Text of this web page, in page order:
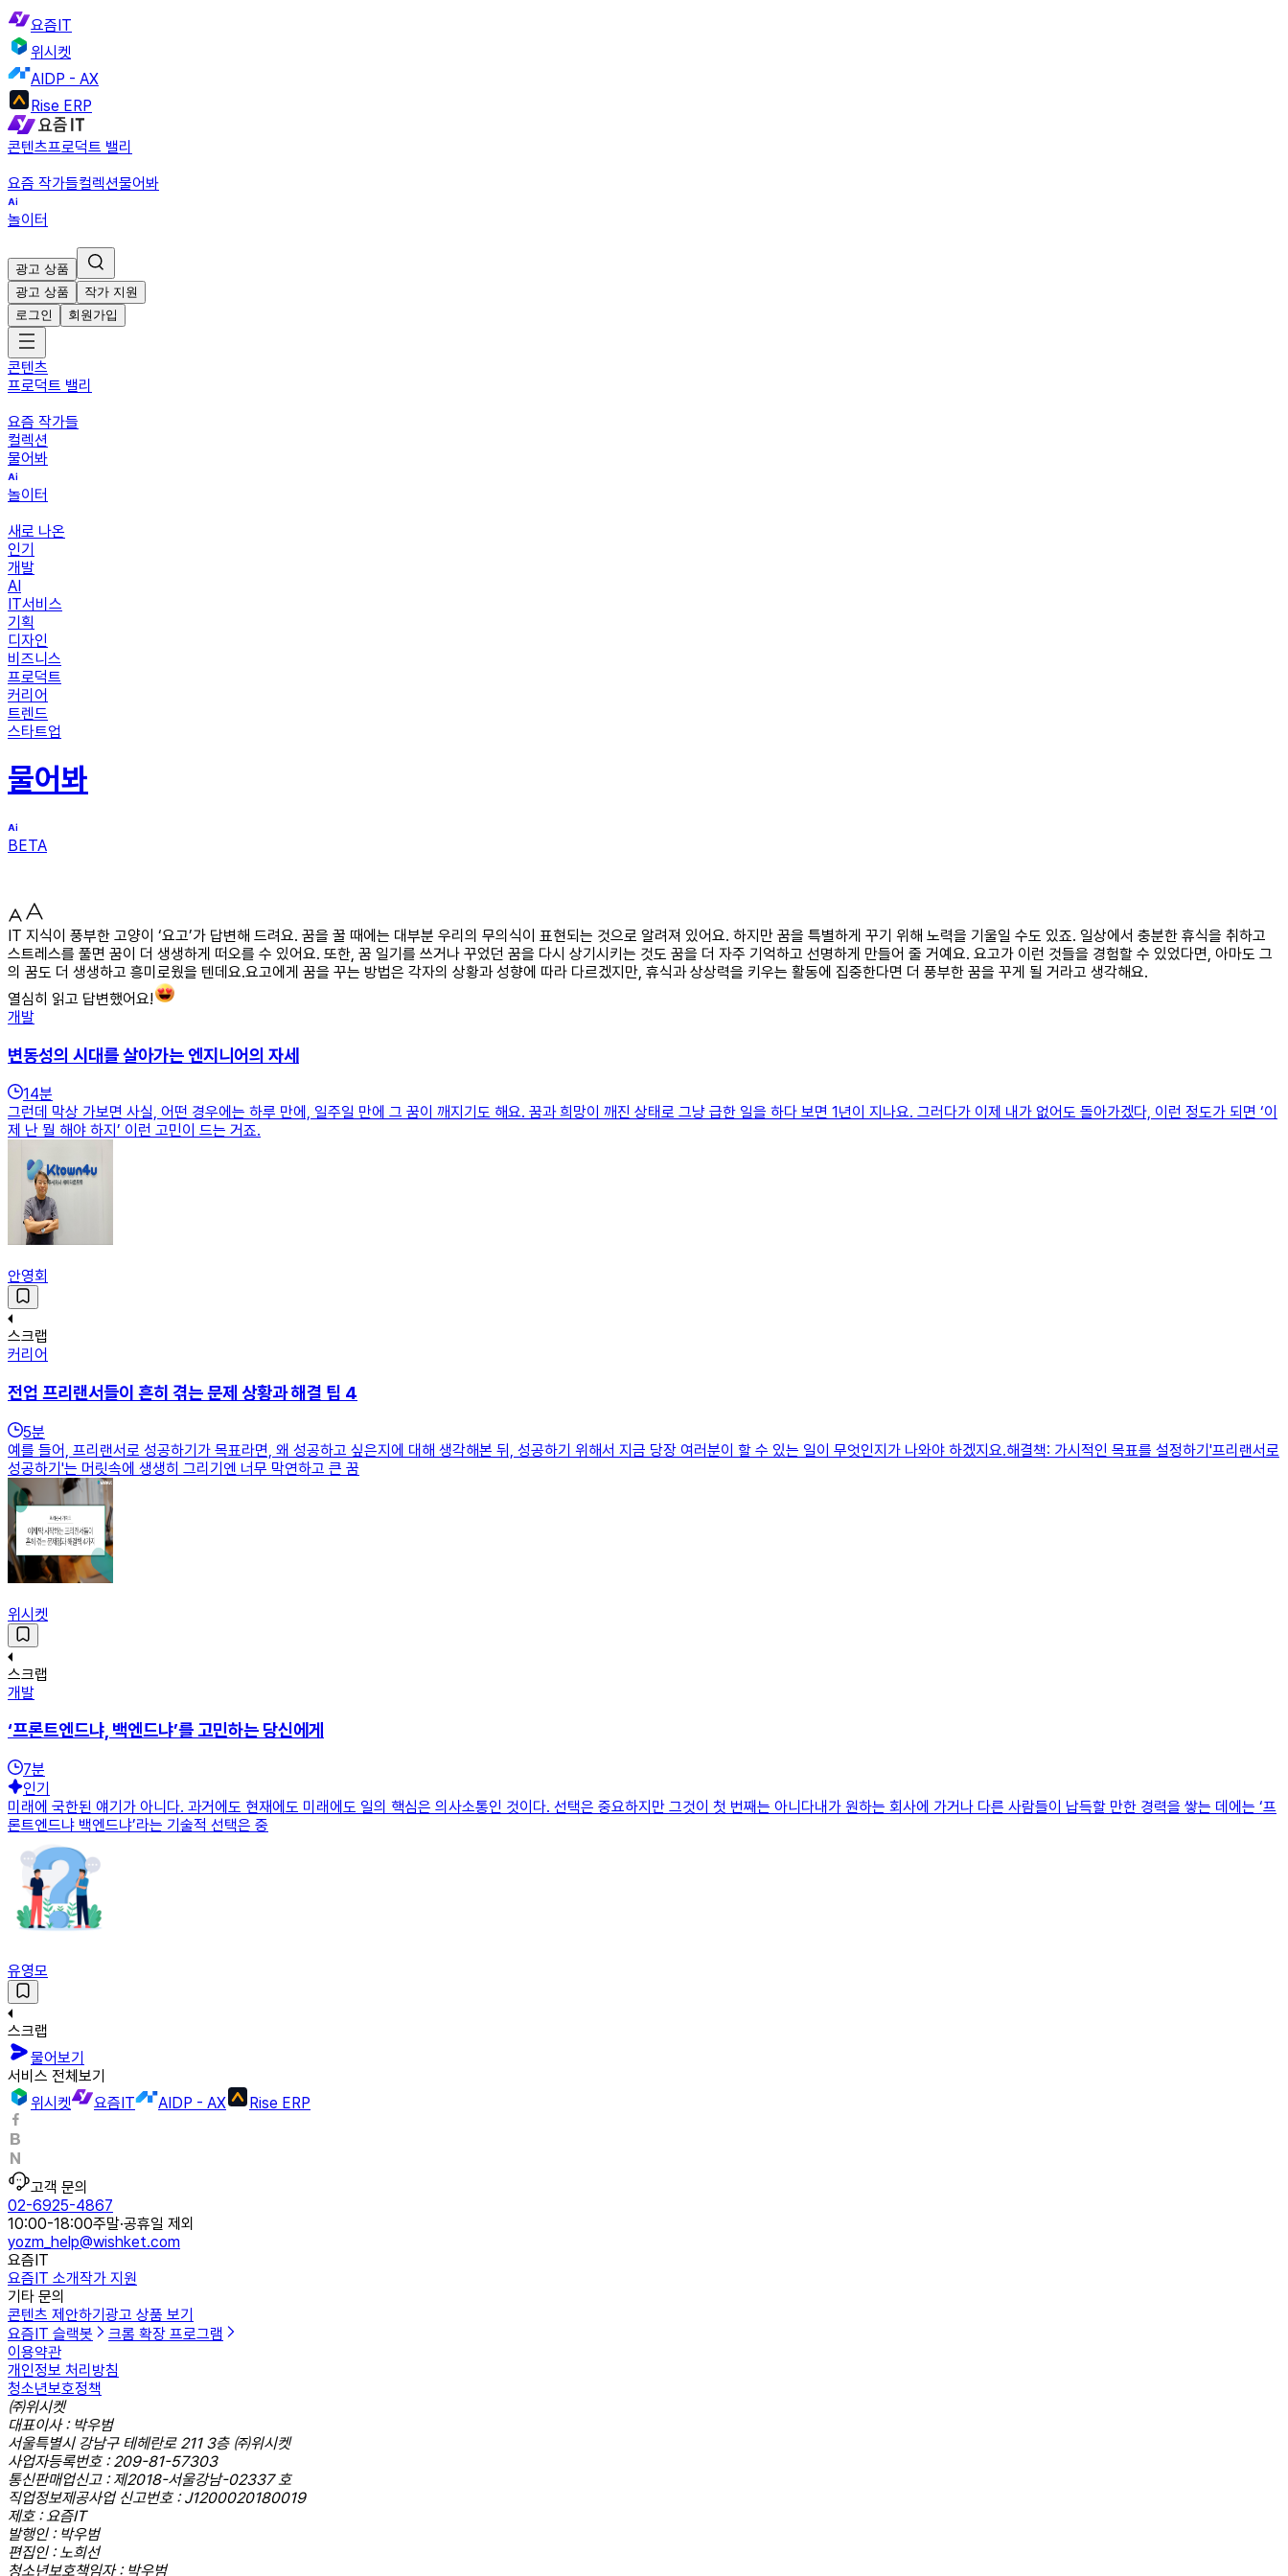
요즘IT
위시켓
AIDP - AX
Rise ERP
콘텐츠프로덕트 밸리
요즘 작가들컬렉션물어봐
놀이터
광고 상품
광고 상품
작가 지원
로그인
회원가입
콘텐츠
프로덕트 밸리
요즘 작가들
컬렉션
물어봐
놀이터
새로 나온
인기
개발
AI
IT서비스
기획
디자인
비즈니스
프로덕트
커리어
트렌드
스타트업
물어봐
BETA
IT 지식이 풍부한 고양이 ‘요고’가 답변해 드려요. 꿈을 꿀 때에는 대부분 우리의 무의식이 표현되는 것으로 알려져 있어요. 하지만 꿈을 특별하게 꾸기 위해 노력을 기울일 수도 있죠. 일상에서 충분한 휴식을 취하고
스트레스를 풀면 꿈이 더 생생하게 떠오를 수 있어요. 또한, 꿈 일기를 쓰거나 꾸었던 꿈을 다시 상기시키는 것도 꿈을 더 자주 기억하고 선명하게 만들어 줄 거예요. 요고가 이런 것들을 경험할 수 있었다면, 아마도 그
의 꿈도 더 생생하고 흥미로웠을 텐데요.요고에게 꿈을 꾸는 방법은 각자의 상황과 성향에 따라 다르겠지만, 휴식과 상상력을 키우는 활동에 집중한다면 더 풍부한 꿈을 꾸게 될 거라고 생각해요.
열심히 읽고 답변했어요!
개발
변동성의 시대를 살아가는 엔지니어의 자세
14분
그런데 막상 가보면 사실, 어떤 경우에는 하루 만에, 일주일 만에 그 꿈이 깨지기도 해요. 꿈과 희망이 깨진 상태로 그냥 급한 일을 하다 보면 1년이 지나요. 그러다가 이제 내가 없어도 돌아가겠다, 이런 정도가 되면 ‘이
제 난 뭘 해야 하지’ 이런 고민이 드는 거죠.
안영회
스크랩
커리어
전업 프리랜서들이 흔히 겪는 문제 상황과 해결 팁 4
5분
예를 들어, 프리랜서로 성공하기가 목표라면, 왜 성공하고 싶은지에 대해 생각해본 뒤, 성공하기 위해서 지금 당장 여러분이 할 수 있는 일이 무엇인지가 나와야 하겠지요.해결책: 가시적인 목표를 설정하기'프리랜서로
성공하기'는 머릿속에 생생히 그리기엔 너무 막연하고 큰 꿈
위시켓
스크랩
개발
‘프론트엔드냐, 백엔드냐’를 고민하는 당신에게
7분
인기
미래에 국한된 얘기가 아니다. 과거에도 현재에도 미래에도 일의 핵심은 의사소통인 것이다. 선택은 중요하지만 그것이 첫 번째는 아니다내가 원하는 회사에 가거나 다른 사람들이 납득할 만한 경력을 쌓는 데에는 ‘프
론트엔드냐 백엔드냐’라는 기술적 선택은 중
유영모
스크랩
물어보기
서비스 전체보기
위시켓
요즘IT AIDP - AX Rise ERP
고객 문의
02-6925-4867
10:00-18:00주말·공휴일 제외
yozm_help@wishket.com
요즘IT
요즘IT 소개작가 지원
기타 문의
콘텐츠 제안하기 광고 상품 보기
요즘IT 슬랙봇
크롬 확장 프로그램
이용약관
개인정보 처리방침
청소년보호정책
㈜위시켓
대표이사 : 박우범
서울특별시 강남구 테헤란로 211 3층 ㈜위시켓
사업자등록번호 : 209-81-57303
통신판매업신고 : 제2018-서울강남-02337 호
직업정보제공사업 신고번호 : J1200020180019
제호 : 요즘IT
발행인 : 박우범
편집인 : 노희선
청소년보호책임자 : 박우범